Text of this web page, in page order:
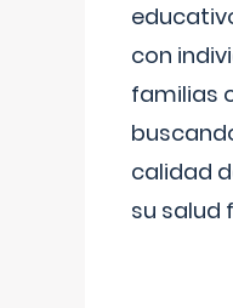
con
familias
calidad
su salud